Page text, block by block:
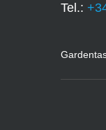
Tel.: